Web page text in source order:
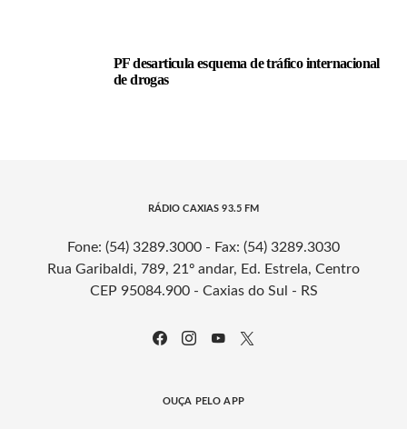
PF desarticula esquema de tráfico internacional
de drogas
RÁDIO CAXIAS 93.5 FM
Fone: (54) 3289.3000 - Fax: (54) 3289.3030
Rua Garibaldi, 789, 21º andar, Ed. Estrela, Centro
CEP 95084.900 - Caxias do Sul - RS
OUÇA PELO APP